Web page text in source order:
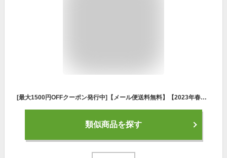
[最大1500円OFFクーポン発行中]【メール便送料無料】【2023年春夏モデル】【asics アシックス】【ウェア】 2063A290 バスケ ドライ プリント 半袖Tシャツ メンズ レディース 男女兼用 Pブラック 001 [230420]
類似商品を探す